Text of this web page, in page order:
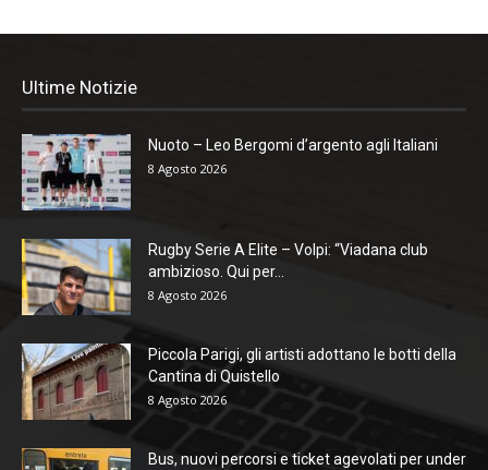
Ultime Notizie
Nuoto – Leo Bergomi d’argento agli Italiani
8 Agosto 2026
Rugby Serie A Elite – Volpi: “Viadana club
ambizioso. Qui per...
8 Agosto 2026
Piccola Parigi, gli artisti adottano le botti della
Cantina di Quistello
8 Agosto 2026
Bus, nuovi percorsi e ticket agevolati per under